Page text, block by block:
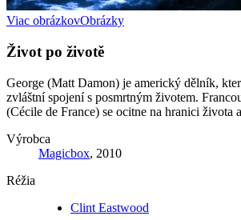
Viac obrázkovObrázky
Život po životě
George (Matt Damon) je americký dělník,
zvláštní spojení s posmrtným životem.
(Cécile de France) se ocitne na hranici života
Výrobca
Magicbox, 2010
Réžia
Clint Eastwood